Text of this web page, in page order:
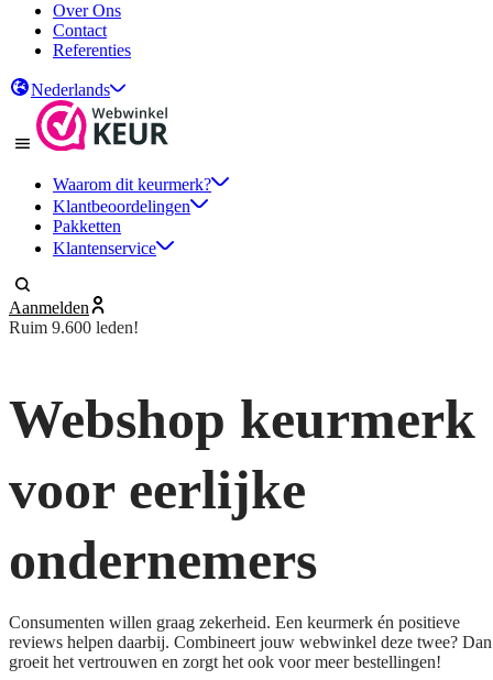
Over Ons
Contact
Referenties
Nederlands
Waarom dit keurmerk?
Klantbeoordelingen
Pakketten
Klantenservice
Aanmelden
Ruim 9.600 leden!
Webshop keurmerk
voor eerlijke
ondernemers
Consumenten willen graag zekerheid. Een keurmerk én positieve
reviews helpen daarbij. Combineert jouw webwinkel deze twee? Dan
groeit het vertrouwen en zorgt het ook voor meer bestellingen!